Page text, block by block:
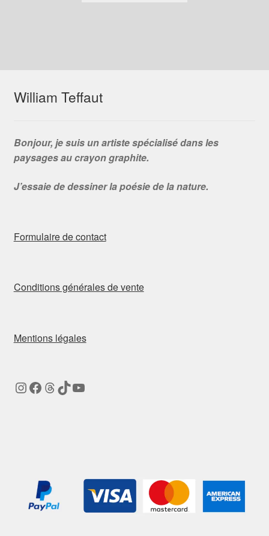
William Teffaut
Bonjour, je suis un artiste spécialisé dans les
paysages au crayon graphite.
J’essaie de dessiner la poésie de la nature.
Formulaire de contact
Conditions générales de vente
Mentions légales
Instagram
Facebook
Threads
TikTok
YouTube